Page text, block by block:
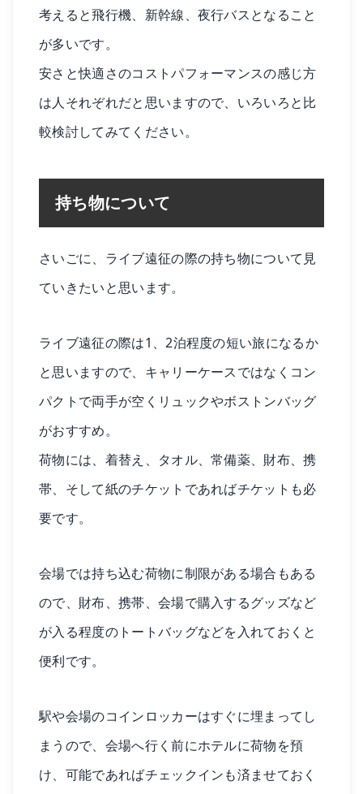
考えると飛行機、新幹線、夜行バスとなること
が多いです。
安さと快適さのコストパフォーマンスの感じ方
は人それぞれだと思いますので、いろいろと比
較検討してみてください。
持ち物について
さいごに、ライブ遠征の際の持ち物について見
ていきたいと思います。
ライブ遠征の際は1、2泊程度の短い旅になるか
と思いますので、キャリーケースではなくコン
パクトで両手が空くリュックやボストンバッグ
がおすすめ。
荷物には、着替え、タオル、常備薬、財布、携
帯、そして紙のチケットであればチケットも必
要です。
会場では持ち込む荷物に制限がある場合もある
ので、財布、携帯、会場で購入するグッズなど
が入る程度のトートバッグなどを入れておくと
便利です。
駅や会場のコインロッカーはすぐに埋まってし
まうので、会場へ行く前にホテルに荷物を預
け、可能であればチェックインも済ませておく